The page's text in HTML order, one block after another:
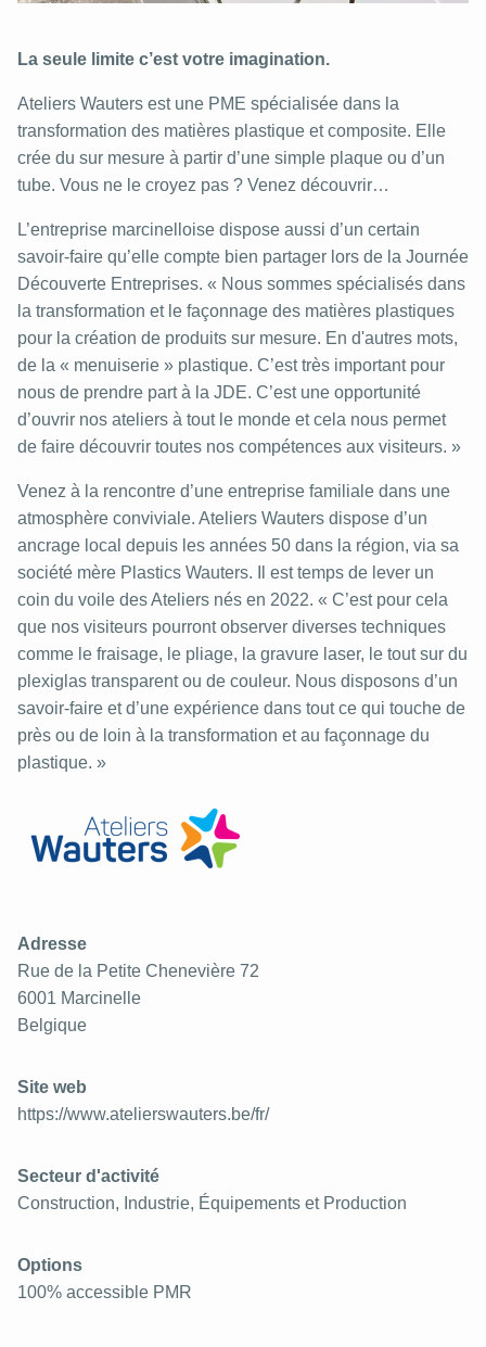
La seule limite c’est votre imagination.
Ateliers Wauters est une PME spécialisée dans la
transformation des matières plastique et composite. Elle
crée du sur mesure à partir d’une simple plaque ou d’un
tube. Vous ne le croyez pas ? Venez découvrir…
L’entreprise marcinelloise dispose aussi d’un certain
savoir-faire qu’elle compte bien partager lors de la Journée
Découverte Entreprises. « Nous sommes spécialisés dans
la transformation et le façonnage des matières plastiques
pour la création de produits sur mesure. En d'autres mots,
de la « menuiserie » plastique. C’est très important pour
nous de prendre part à la JDE. C’est une opportunité
d’ouvrir nos ateliers à tout le monde et cela nous permet
de faire découvrir toutes nos compétences aux visiteurs. »
Venez à la rencontre d’une entreprise familiale dans une
atmosphère conviviale. Ateliers Wauters dispose d’un
ancrage local depuis les années 50 dans la région, via sa
société mère Plastics Wauters. Il est temps de lever un
coin du voile des Ateliers nés en 2022. « C’est pour cela
que nos visiteurs pourront observer diverses techniques
comme le fraisage, le pliage, la gravure laser, le tout sur du
plexiglas transparent ou de couleur. Nous disposons d’un
savoir-faire et d’une expérience dans tout ce qui touche de
près ou de loin à la transformation et au façonnage du
plastique. »
Adresse
Rue de la Petite Chenevière 72
6001 Marcinelle
Belgique
Site web
https://www.atelierswauters.be/fr/
Secteur d'activité
Construction, Industrie, Équipements et Production
Options
100% accessible PMR